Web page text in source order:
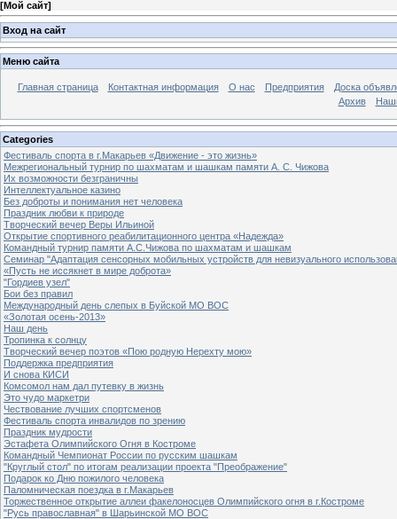
[Мой сайт]
Вход на сайт
Меню сайта
Главная страница Контактная информация О нас Предприятия
Доска
Архив
Categories
Фестиваль спорта в г.Макарьев «Движение - это жизнь»
Межрегиональный турнир по шахматам и шашкам памяти А. С. Чижова
Их возможности безграничны
Интеллектуальное казино
Без доброты и понимания нет человека
Праздник любви к природе
Творческий вечер Веры Ильиной
Открытие спортивного реабилитационного центра «Надежда»
Командный турнир памяти А.С.Чижова по шахматам и шашкам
Семинар "Адаптация сенсорных мобильных устройств для невизуального
«Пусть не иссякнет в мире доброта»
"Гордиев узел"
Бои без правил
Международный день слепых в Буйской МО ВОС
«Золотая осень-2013»
Наш день
Тропинка к солнцу
Творческий вечер поэтов «Пою родную Нерехту мою»
Поддержка предприятия
И снова КИСИ
Комсомол нам дал путевку в жизнь
Это чудо маркетри
Чествование лучших спортсменов
Фестиваль спорта инвалидов по зрению
Праздник мудрости
Эстафета Олимпийского Огня в Костроме
Командный Чемпионат России по русским шашкам
"Круглый стол" по итогам реализации проекта "Преображение"
Подарок ко Дню пожилого человека
Паломническая поездка в г.Макарьев
Торжественное открытие аллеи факелоносцев Олимпийского огня в г.Костроме
"Русь православная" в Шарьинской МО ВОС